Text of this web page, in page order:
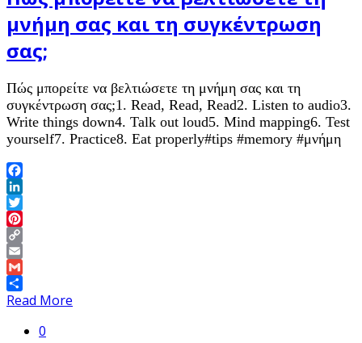
μνήμη σας και τη συγκέντρωση
σας;
Πώς μπορείτε να βελτιώσετε τη μνήμη σας και τη
συγκέντρωση σας;1. Read, Read, Read2. Listen to audio3.
Write things down4. Talk out loud5. Mind mapping6. Test
yourself7. Practice8. Eat properly#tips #memory #μνήμη
Facebook
LinkedIn
Twitter
Pinterest
Copy
Link
Email
Gmail
Share
Read More
0